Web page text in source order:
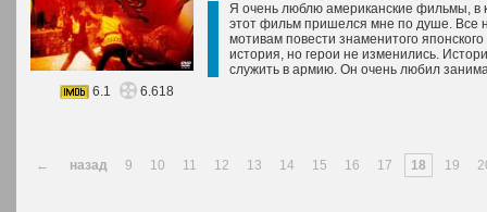
Я очень люблю американские фильмы, в
этот фильм пришелся мне по душе. Все
мотивам повести знаменитого
история, но герои не изменились.
служить в армию. Он очень любил
6.1
6.618
← назад 9 10 11 12 13 14 15 16 17 18 19